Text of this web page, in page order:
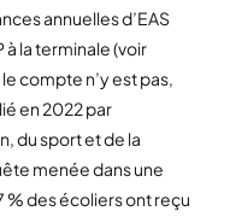
annuelles d’EAS
à la terminale (voir
compte n’y est pas,
en 2022 par
du sport et de la
menée dans une
% des écoliers ont reçu